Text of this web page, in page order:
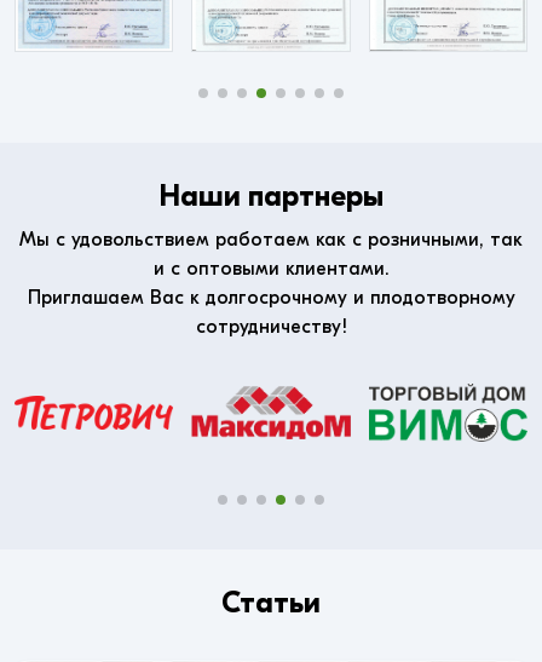
Наши партнеры
Мы с удовольствием работаем как с розничными, так
и с оптовыми клиентами.
Приглашаем Вас к долгосрочному и плодотворному
сотрудничеству!
Статьи